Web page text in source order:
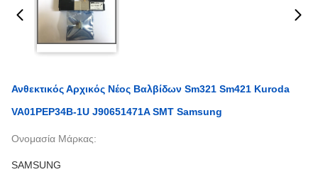
Ανθεκτικός Αρχικός Νέος Βαλβίδων Sm321 Sm421 Kuroda
VA01PEP34B-1U J90651471A SMT Samsung
Ονομασία Μάρκας:
SAMSUNG